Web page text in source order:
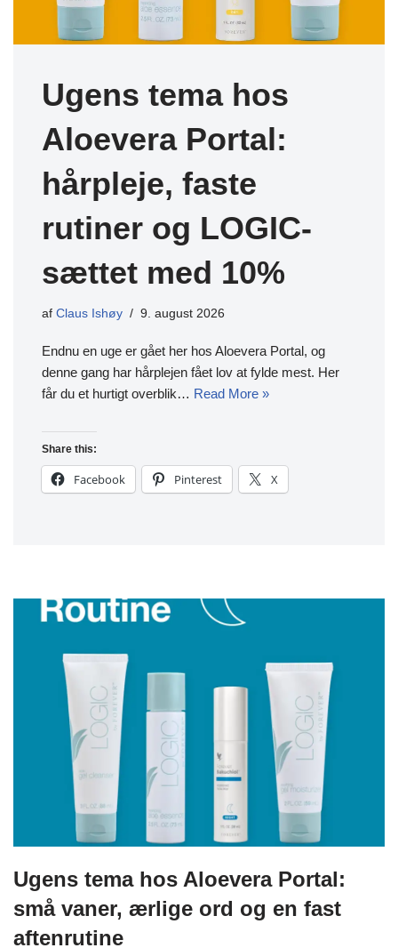
Ugens tema hos
Aloevera Portal:
hårpleje, faste
rutiner og LOGIC-
sættet med 10%
af Claus Ishøy 9. august 2026
Endnu en uge er gået her hos Aloevera Portal, og
denne gang har hårplejen fået lov at fylde mest. Her
får du et hurtigt overblik… Read More »
Share this:
Facebook Pinterest X
Ugens tema hos Aloevera Portal:
små vaner, ærlige ord og en fast
aftenrutine